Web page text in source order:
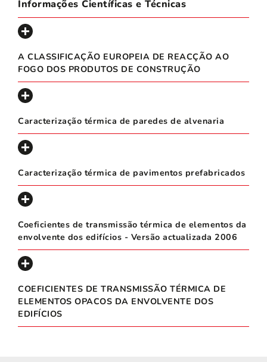
Informações Científicas e Técnicas
A CLASSIFICAÇÃO EUROPEIA DE REACÇÃO AO
FOGO DOS PRODUTOS DE CONSTRUÇÃO
Caracterização térmica de paredes de alvenaria
Caracterização térmica de pavimentos prefabricados
Coeficientes de transmissão térmica de elementos da
envolvente dos edifícios - Versão actualizada 2006
COEFICIENTES DE TRANSMISSÃO TÉRMICA DE
ELEMENTOS OPACOS DA ENVOLVENTE DOS
EDIFÍCIOS